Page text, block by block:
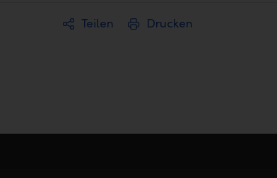
Teilen Drucken